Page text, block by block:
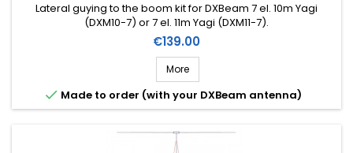
Lateral guying to the boom kit for DXBeam 7 el. 10m Yagi
(DXM10-7) or 7 el. 11m Yagi (DXM11-7).
Price
€139.00
More
 Made to order (with your DXBeam antenna)